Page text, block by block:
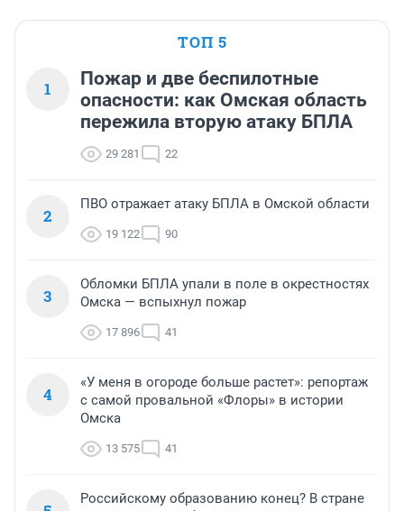
ТОП 5
1
Пожар и две беспилотные
опасности: как Омская область
пережила вторую атаку БПЛА
29 281 22
2
ПВО отражает атаку БПЛА в Омской области
19 122 90
3
Обломки БПЛА упали в поле в окрестностях
Омска — вспыхнул пожар
17 896 41
4
«У меня в огороде больше растет»: репортаж
с самой провальной «Флоры» в истории
Омска
13 575 41
Российскому образованию конец? В стране